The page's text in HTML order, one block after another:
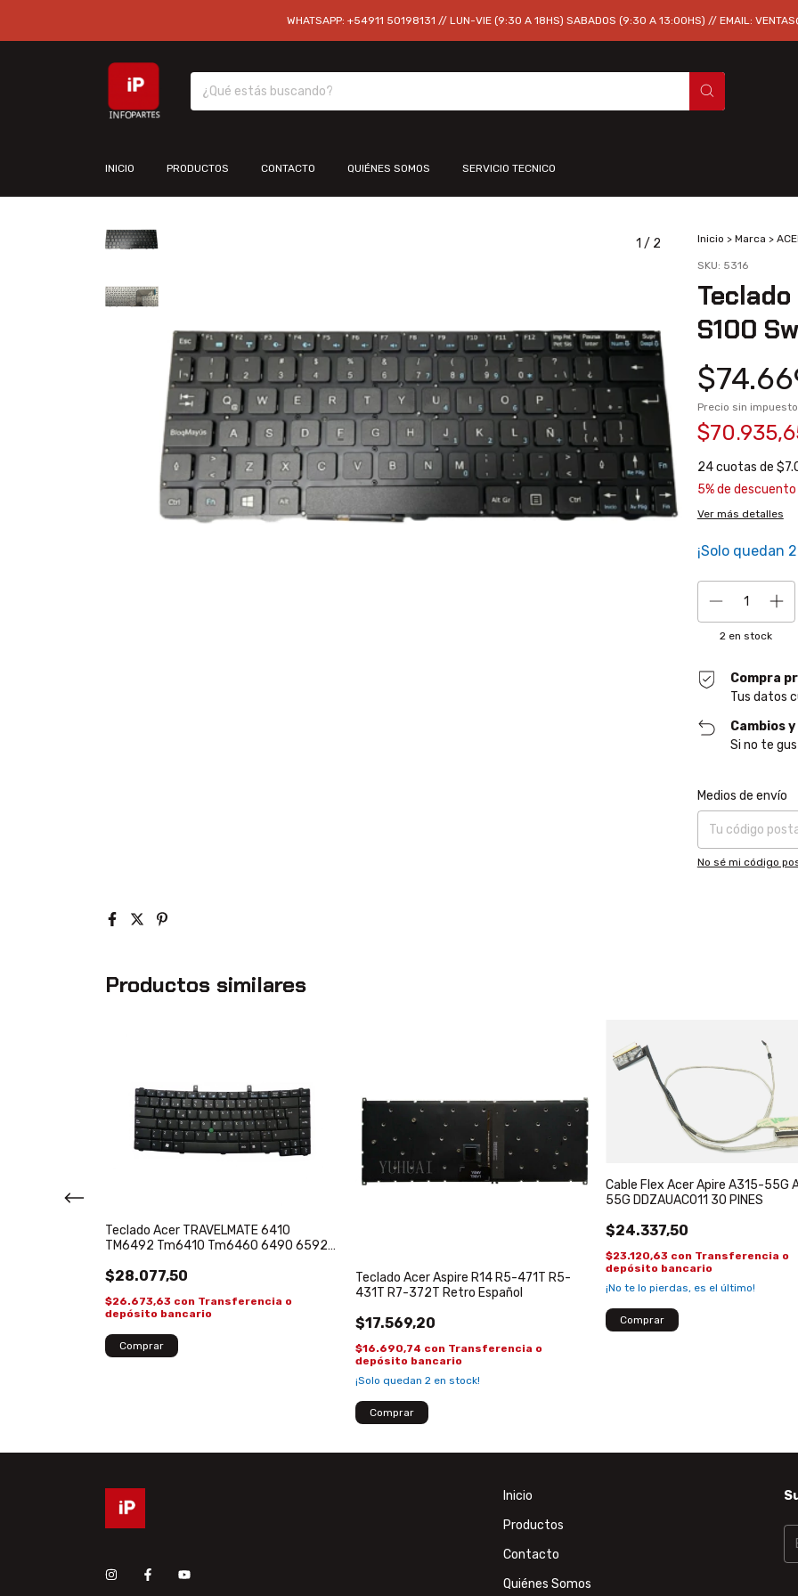
WHATSAPP: +54911 50198131 // LUN-VIE (9:30 A 18HS) SABADOS (9:30 A 13:00HS) // EMAIL:
INICIO PRODUCTOS CONTACTO QUIÉNES SOMOS SERVICIO TECNICO
1 / 2 Inicio > Marca >
SKU: 5316
S100
Precio sin
24cuotas de
5% de descuento
Ver más detalles
¡Solo quedan 2
2 en stock
Compra
Tus datos
Cambios
Si no te
Entregas para el CP:
Medios de envío
No sé mi código
Productos similares
Teclado Acer TRAVELMATE 6410
TM6492 Tm6410 Tm6460 6490 6592
$28.077,50
$26.673,63 con Transferencia o
depósito bancario
Teclado Acer Aspire R14 R5-471T R5-
431T R7-372T Retro Español
$17.569,20
$16.690,74 con Transferencia o
depósito bancario
¡Solo quedan 2 en stock!
Cable Flex Acer Apire A315-55G
55G DDZAUAC011 30 PINES
$24.337,50
$23.120,63 con Transferencia o
depósito bancario
¡No te lo pierdas, es el último!
Inicio
Productos
Contacto
Quiénes Somos